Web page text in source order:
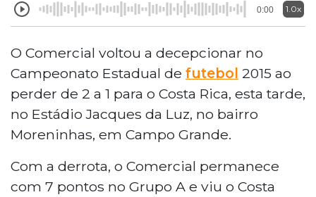
0:00 1.0x
O Comercial voltou a decepcionar no
Campeonato Estadual de futebol 2015 ao
perder de 2 a 1 para o Costa Rica, esta tarde,
no Estádio Jacques da Luz, no bairro
Moreninhas, em Campo Grande.
Com a derrota, o Comercial permanece
com 7 pontos no Grupo A e viu o Costa